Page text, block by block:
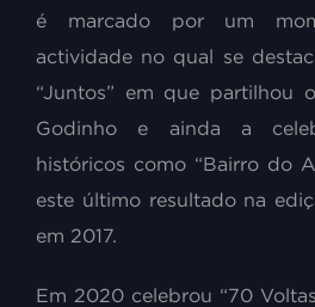
é marcado por um
actividade no qual se
“Juntos” em que partilhou
Godinho e ainda a
históricos como “Bairro do
este último resultado na
em 2017.
Em 2020 celebrou “70